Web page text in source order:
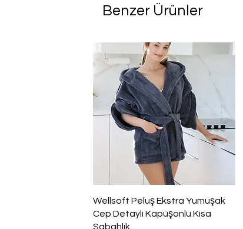
Benzer Ürünler
Hızlı Bakış
Wellsoft Peluş Ekstra Yumuşak
Cep Detaylı Kapüşonlu Kısa
Sabahlık